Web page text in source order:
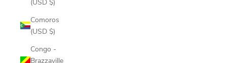
Comoros
(USD $)
Congo -
Brazzaville